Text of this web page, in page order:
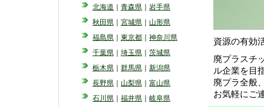
資源の有効
廃プラスチ
ル企業を目
廃プラ全般
お気軽にご
北海道 青森県
岩手県
秋田県
宮城県
山形県
福島県
東京都
神奈川県
千葉県
埼玉県
茨城県
栃木県
群馬県
新潟県
長野県
山梨県
富山県
石川県
福井県
岐阜県